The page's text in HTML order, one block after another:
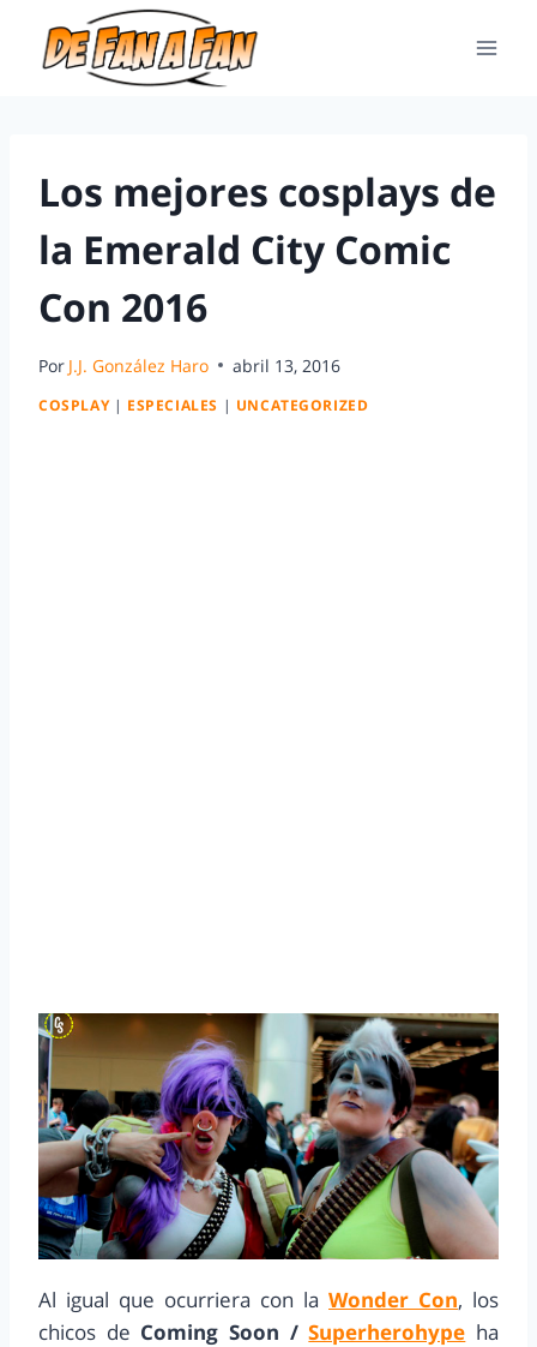
Los mejores cosplays de
la Emerald City Comic
Con 2016
Por J.J. González Haro abril 13, 2016
COSPLAY| ESPECIALES | UNCATEGORIZED
Al igual que ocurriera con la Wonder Con, los
chicos de Coming Soon /Superherohype ha